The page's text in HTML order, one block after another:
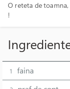
O reteta de toamna,
!
1 faina